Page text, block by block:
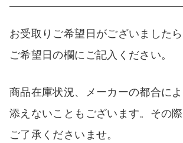
お受取りご希望日がございました
ご希望日の欄にご記入ください。
商品在庫状況、メーカーの都合に
添えないこともございます。その
ご了承くださいませ。